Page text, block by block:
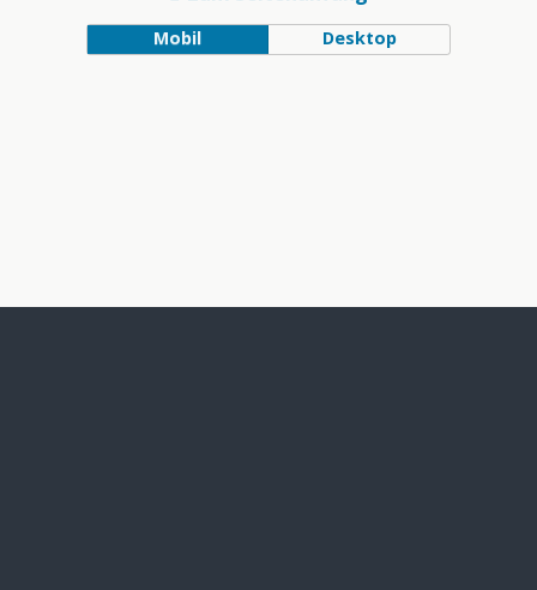
Mobil Desktop